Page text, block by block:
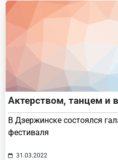
Актерством, танцем и
В Дзержинске состоялся
фестиваля
31.03.2022